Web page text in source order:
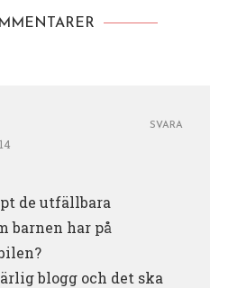
de utfällbara
barnen har på
blogg och det ska
SVARA